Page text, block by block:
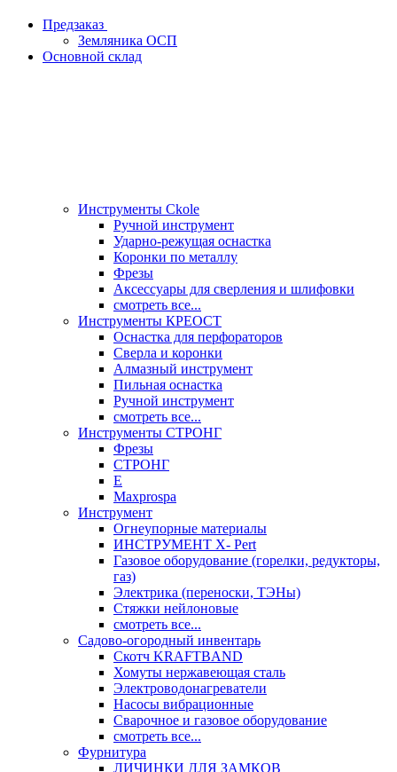
Предзаказ
Земляника ОСП
Основной склад
Инструменты Ckole
Ручной инструмент
Ударно‑режущая оснастка
Коронки по металлу
Фрезы
Аксессуары для сверления и шлифовки
смотреть все...
Инструменты КРЕОСТ
Оснастка для перфораторов
Сверла и коронки
Алмазный инструмент
Пильная оснастка
Ручной инструмент
смотреть все...
Инструменты СТРОНГ
Фрезы
СТРОНГ
Е
Maxprospa
Инструмент
Огнеупорные материалы
ИНСТРУМЕНТ X- Pert
Газовое оборудование (горелки, редукторы,
газ)
Электрика (переноски, ТЭНы)
Стяжки нейлоновые
смотреть все...
Садово-огородный инвентарь
Скотч KRAFTBAND
Хомуты нержавеющая сталь
Электроводонагреватели
Насосы вибрационные
Сварочное и газовое оборудование
смотреть все...
Фурнитура
ЛИЧИНКИ ДЛЯ ЗАМКОВ